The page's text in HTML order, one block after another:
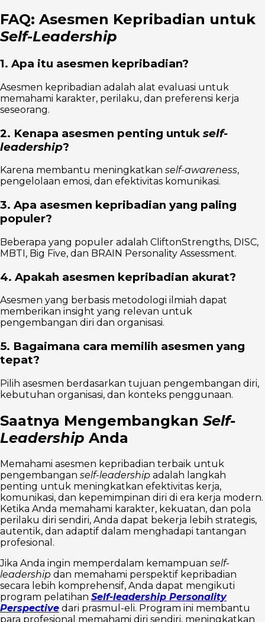
FAQ: Asesmen Kepribadian untuk
Self-Leadership
1. Apa itu asesmen kepribadian?
Asesmen kepribadian adalah alat evaluasi untuk
memahami karakter, perilaku, dan preferensi kerja
seseorang.
2. Kenapa asesmen penting untuk self-
leadership?
Karena membantu meningkatkan self-awareness,
pengelolaan emosi, dan efektivitas komunikasi.
3. Apa asesmen kepribadian yang paling
populer?
Beberapa yang populer adalah CliftonStrengths, DISC,
MBTI, Big Five, dan BRAIN Personality Assessment.
4. Apakah asesmen kepribadian akurat?
Asesmen yang berbasis metodologi ilmiah dapat
memberikan insight yang relevan untuk
pengembangan diri dan organisasi.
5. Bagaimana cara memilih asesmen yang
tepat?
Pilih asesmen berdasarkan tujuan pengembangan diri,
kebutuhan organisasi, dan konteks penggunaan.
Saatnya Mengembangkan Self-
Leadership Anda
Memahami asesmen kepribadian terbaik untuk
pengembangan self-leadership adalah langkah
penting untuk meningkatkan efektivitas kerja,
komunikasi, dan kepemimpinan diri di era kerja modern.
Ketika Anda memahami karakter, kekuatan, dan pola
perilaku diri sendiri, Anda dapat bekerja lebih strategis,
autentik, dan adaptif dalam menghadapi tantangan
profesional.
Jika Anda ingin memperdalam kemampuan self-
leadership dan memahami perspektif kepribadian
secara lebih komprehensif, Anda dapat mengikuti
program pelatihan Self-leadership Personality
Perspective dari prasmul-eli. Program ini membantu
para profesional memahami diri sendiri, meningkatkan